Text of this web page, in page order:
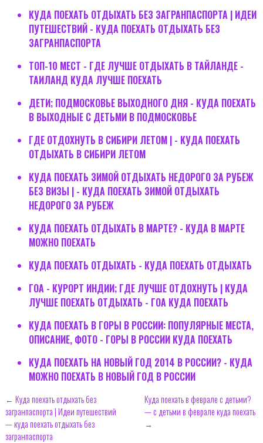
КУДА ПОЕХАТЬ ОТДЫХАТЬ БЕЗ ЗАГРАНПАСПОРТА | ИДЕИ
ПУТЕШЕСТВИЙ - КУДА ПОЕХАТЬ ОТДЫХАТЬ БЕЗ
ЗАГРАНПАСПОРТА
ТОП-10 МЕСТ - ГДЕ ЛУЧШЕ ОТДЫХАТЬ В ТАЙЛАНДЕ -
ТАИЛАНД КУДА ЛУЧШЕ ПОЕХАТЬ
ДЕТИ; ПОДМОСКОВЬЕ ВЫХОДНОГО ДНЯ - КУДА ПОЕХАТЬ
В ВЫХОДНЫЕ С ДЕТЬМИ В ПОДМОСКОВЬЕ
ГДЕ ОТДОХНУТЬ В СИБИРИ ЛЕТОМ | - КУДА ПОЕХАТЬ
ОТДЫХАТЬ В СИБИРИ ЛЕТОМ
КУДА ПОЕХАТЬ ЗИМОЙ ОТДЫХАТЬ НЕДОРОГО ЗА РУБЕЖ
БЕЗ ВИЗЫ | - КУДА ПОЕХАТЬ ЗИМОЙ ОТДЫХАТЬ
НЕДОРОГО ЗА РУБЕЖ
КУДА ПОЕХАТЬ ОТДЫХАТЬ В МАРТЕ? - КУДА В МАРТЕ
МОЖНО ПОЕХАТЬ
КУДА ПОЕХАТЬ ОТДЫХАТЬ - КУДА ПОЕХАТЬ ОТДЫХАТЬ
ГОА - КУРОРТ ИНДИИ; ГДЕ ЛУЧШЕ ОТДОХНУТЬ | КУДА
ЛУЧШЕ ПОЕХАТЬ ОТДЫХАТЬ - ГОА КУДА ПОЕХАТЬ
КУДА ПОЕХАТЬ В ГОРЫ В РОССИИ: ПОПУЛЯРНЫЕ МЕСТА,
ОПИСАНИЕ, ФОТО - ГОРЫ В РОССИИ КУДА ПОЕХАТЬ
КУДА ПОЕХАТЬ НА НОВЫЙ ГОД 2014 В РОССИИ? - КУДА
МОЖНО ПОЕХАТЬ В НОВЫЙ ГОД В РОССИИ
← Куда поехать отдыхать без
загранпаспорта | Идеи путешествий
— куда поехать отдыхать без
загранпаспорта
Куда поехать в феврале с детьми?
— с детьми в феврале куда поехать
→